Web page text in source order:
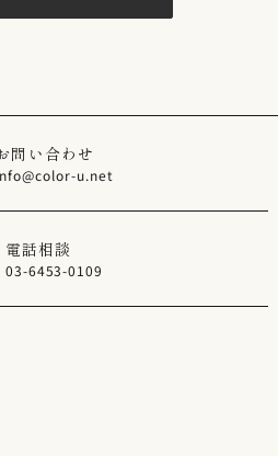
問い合わせ
u.net
電話相談
03-6453-0109